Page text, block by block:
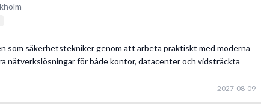
som säkerhetstekniker genom att arbeta praktiskt med moderna
nätverkslösningar för både kontor, datacenter och vidsträckta
2027-08-09